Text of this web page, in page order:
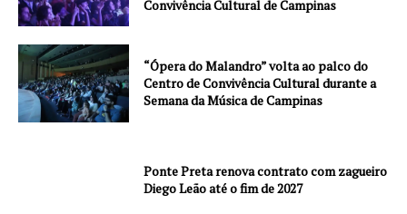
Convivência Cultural de Campinas
“Ópera do Malandro” volta ao palco do
Centro de Convivência Cultural durante a
Semana da Música de Campinas
Ponte Preta renova contrato com zagueiro
Diego Leão até o fim de 2027